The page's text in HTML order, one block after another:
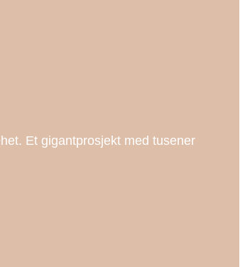
Et gigantprosjekt med tusener